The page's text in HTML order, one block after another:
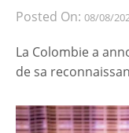
Posted On: 08/08/
La Colombie a
de sa